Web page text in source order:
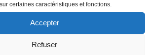
certaines caractéristiques et fonctions.
Accepter
Refuser
Article
précédent
précédent
SUIVANT
Article
Article suivant